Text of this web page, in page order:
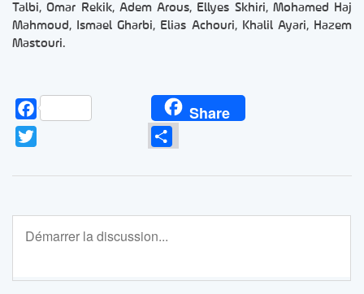
Talbi, Omar Rekik, Adem Arous, Ellyes Skhiri, Mohamed Haj
Mahmoud, Ismael Gharbi, Elias Achouri, Khalil Ayari, Hazem
Mastouri.
Facebook Share